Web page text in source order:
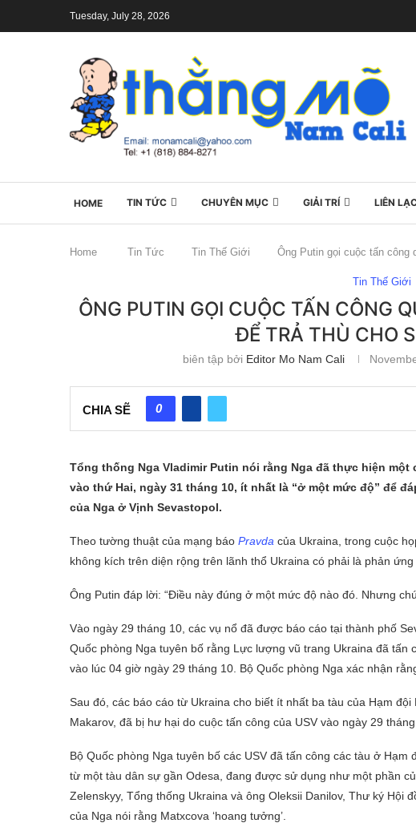
Tuesday, July 28, 2026
HOME TIN TỨC CHUYÊN MỤC GIẢI TRÍ LIÊN
Home Tin Tức Tin Thế Giới Ông Putin gọi cuộc tấn công
Tin Thế Giới
ÔNG PUTIN GỌI CUỘC TẤN CÔNG
ĐỂ TRẢ THÙ CHO
biên tập bởi Editor Mo Nam Cali
CHIA SẼ 0
Tổng thống Nga Vladimir Putin nói rằng Nga đã thực hiện
vào thứ Hai, ngày 31 tháng 10, ít nhất là “ở một mức độ” để
của Nga ở Vịnh Sevastopol.
Theo tường thuật của mạng báo Pravda của Ukraina, trong cuộc
không kích trên diện rộng trên lãnh thổ Ukraina có phải là phản
Ông Putin đáp lời: “Điều này đúng ở một mức độ nào đó. Nhưng
Vào ngày 29 tháng 10, các vụ nổ đã được báo cáo tại thành phố
Quốc phòng Nga tuyên bố rằng Lực lượng vũ trang Ukraina đã tấn
vào lúc 04 giờ ngày 29 tháng 10. Bộ Quốc phòng Nga xác nhận
Sau đó, các báo cáo từ Ukraina cho biết ít nhất ba tàu của Hạm
Makarov, đã bị hư hại do cuộc tấn công của USV vào ngày 29 tháng
Bộ Quốc phòng Nga tuyên bố các USV đã tấn công các tàu ở
từ một tàu dân sự gần Odesa, đang được sử dụng như một phần
Zelenskyy, Tổng thống Ukraina và ông Oleksii Danilov, Thư ký Hội
của Nga nói rằng Matxcova ‘hoang tưởng’.